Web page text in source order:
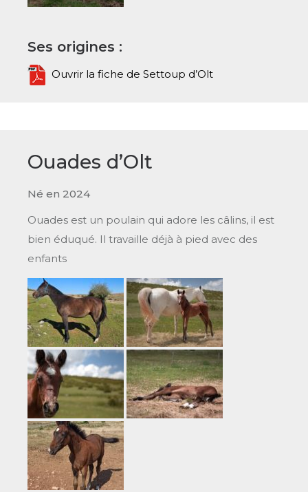
Ses origines :
Ouvrir la fiche de Settoup d’Olt
Ouades d’Olt
Né en 2024
Ouades est un poulain qui adore les câlins, il est
bien éduqué. Il travaille déjà à pied avec des
enfants